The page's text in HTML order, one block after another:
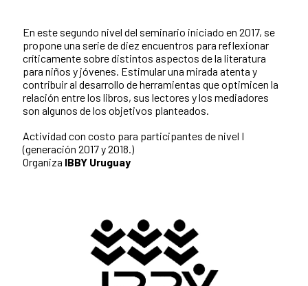
En este segundo nivel del seminario iniciado en 2017, se
propone una serie de diez encuentros para reflexionar
críticamente sobre distintos aspectos de la literatura
para niños y jóvenes. Estimular una mirada atenta y
contribuir al desarrollo de herramientas que optimicen la
relación entre los libros, sus lectores y los mediadores
son algunos de los objetivos planteados.
Actividad con costo para participantes de nivel I
(generación 2017 y 2018.)
Organiza IBBY Uruguay